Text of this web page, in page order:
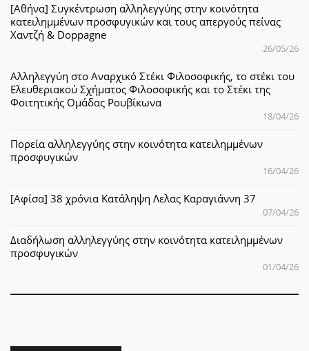
[Αθήνα] Συγκέντρωση αλληλεγγύης στην κοινότητα
κατειλημμένων προσφυγικών και τους απεργούς πείνας
Χαντζή & Doppagne
26/05/26
Αλληλεγγύη στο Αναρχικό Στέκι Φιλοσοφικής, το στέκι του
Ελευθεριακού Σχήματος Φιλοσοφικής και το Στέκι της
Φοιτητικής Ομάδας Ρουβίκωνα
18/04/26
Πορεία αλληλεγγύης στην κοινότητα κατειλημμένων
προσφυγικών
16/04/26
[Αφίσα] 38 χρόνια Κατάληψη Λελας Καραγιάννη 37
07/04/26
Διαδήλωση αλληλεγγύης στην κοινότητα κατειλημμένων
προσφυγικών
01/04/26